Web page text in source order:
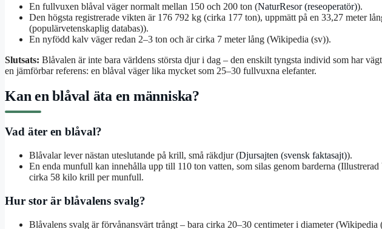
En fullvuxen blåval väger normalt mellan 150 och 200 ton (NaturResor (reseoperatör)).
Den högsta registrerade vikten är 176 792 kg (cirka 177 ton), uppmätt på en 33,27 meter
(populärvetenskaplig databas)).
En nyfödd kalv väger redan 2–3 ton och är cirka 7 meter lång (Wikipedia (sv)).
Slutsats: Blåvalen är inte bara världens största djur i dag – den enskilt tyngsta individ som har
en jämförbar referens: en blåval väger lika mycket som 25–30 fullvuxna elefanter.
Kan en blåval äta en människa?
Vad äter en blåval?
Blåvalar lever nästan uteslutande på krill, små räkdjur (Djursajten (svensk faktasajt)).
En enda munfull kan innehålla upp till 110 ton vatten, som silas genom barderna
cirka 58 kilo krill per munfull.
Hur stor är blåvalens svalg?
Blåvalens svalg är förvånansvärt trångt – bara cirka 20–30 centimeter i diameter (Wikipedia